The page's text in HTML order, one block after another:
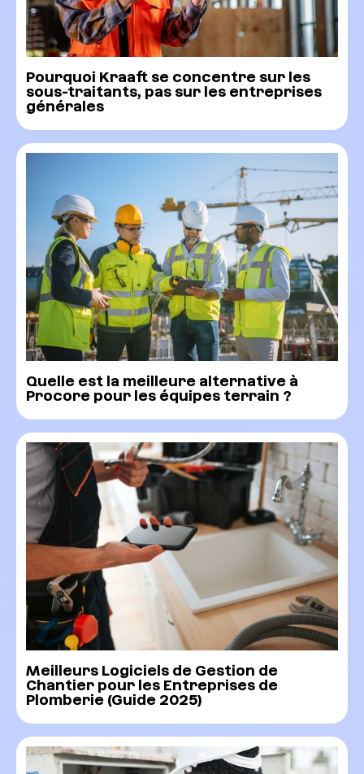
Pourquoi Kraaft se concentre sur les
sous-traitants, pas sur les entreprises
générales
Quelle est la meilleure alternative à
Procore pour les équipes terrain ?
Meilleurs Logiciels de Gestion de
Chantier pour les Entreprises de
Plomberie (Guide 2025)